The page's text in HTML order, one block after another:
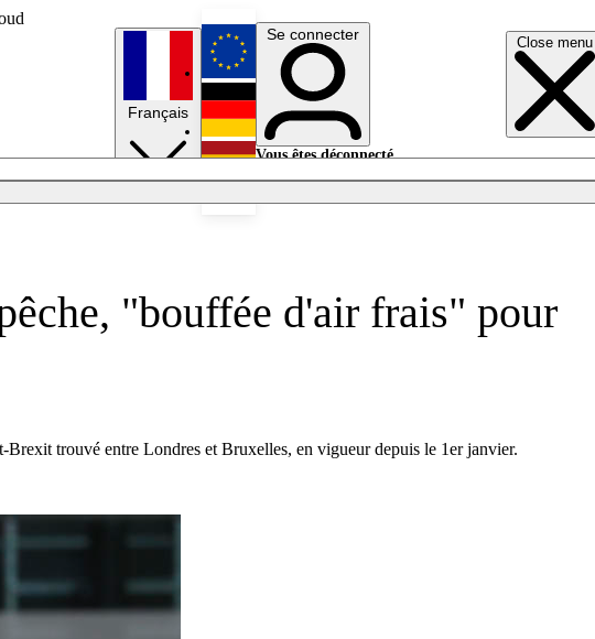
Close menu
Français
English
Deutsch
Se connecter
Vous êtes déconnecté.
"bouffée d'air frais" pour
trouvé entre Londres et Bruxelles, en vigueur depuis le 1er janvier.